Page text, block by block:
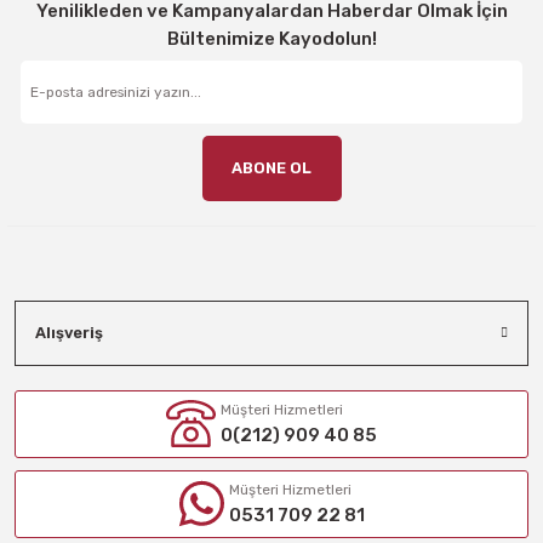
Yenilikleden ve Kampanyalardan Haberdar Olmak İçin
Bültenimize Kayodolun!
ABONE OL
Alışveriş
Müşteri Hizmetleri
0(212) 909 40 85
Müşteri Hizmetleri
0531 709 22 81